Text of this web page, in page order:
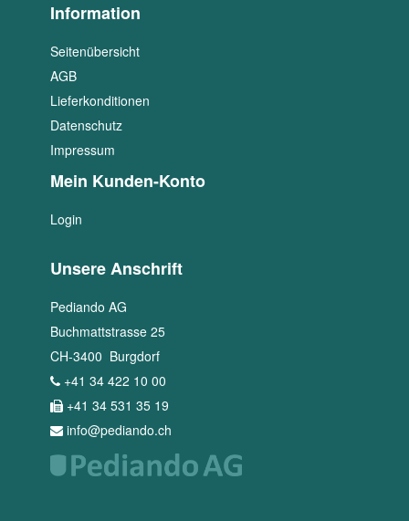
Information
Seitenübersicht
AGB
Lieferkonditionen
Datenschutz
Impressum
Mein Kunden-Konto
Login
Unsere Anschrift
Pediando AG
Buchmattstrasse 25
CH-3400 Burgdorf
+41 34 422 10 00
+41 34 531 35 19
info@pediando.ch